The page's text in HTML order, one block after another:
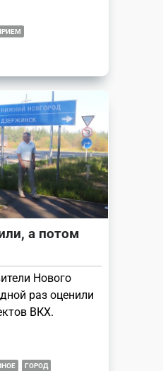
а потом
Нового
раз оценили
ВКХ.
ГОРОД